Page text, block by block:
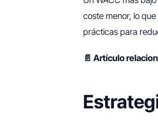
coste menor, lo
prácticas para
📄 Artículo